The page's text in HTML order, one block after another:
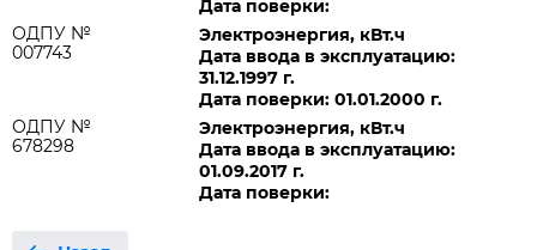
Дата поверки:
ОДПУ №
007743
Электроэнергия, кВт.ч
Дата ввода в эксплуатацию:
31.12.1997 г.
Дата поверки: 01.01.2000 г.
ОДПУ №
678298
Электроэнергия, кВт.ч
Дата ввода в эксплуатацию:
01.09.2017 г.
Дата поверки: